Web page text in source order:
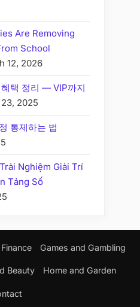
Are Removing
School
12, 2026
택 정리 — VIP까지
2025
통제하는 법
Nghiệm Giải Trí
Tảng Số
Games and Gambling
Beauty Home and Garden